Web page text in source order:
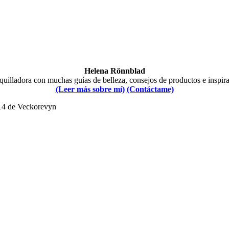
Helena Rönnblad
con muchas guías de belleza, consejos de productos e
(Leer más sobre mí) (Contáctame)
de Veckorevyn